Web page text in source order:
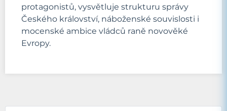
protagonistů, vysvětluje strukturu správy
Českého království, náboženské souvislosti i
mocenské ambice vládců raně novověké
Evropy.